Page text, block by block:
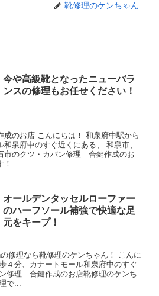
靴修理のケンちゃん
今や高級靴となったニューバラ
ンスの修理もお任せください！
成のお店 こんにちは！ 和泉府中駅から
泉府中のすぐ近くにある、 和泉市、
市のクツ・カバン修理 合鍵作成のお
...
オールデンタッセルローファー
のハーフソール補強で快適な足
元をキープ！
修理なら靴修理のケンちゃん！ こんに
４分、カナートモール和泉府中のすぐ
修理 合鍵作成のお店靴修理のケンち
で...